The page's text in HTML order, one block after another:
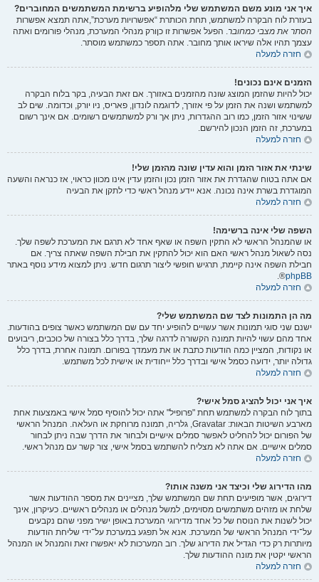
איך אני מונע משם המשתמש שלי מלהופיע ברשימת המשתמשים המחוברים?
בעזרת לוח הבקרה למשתמש, תחת הכותרת “אפשרויות מערכת”,אתה תמצא אפשרות
הסתר את מצבי כמחובר. הפעל אפשרות זו כןורק מנהלי המערכת, מנהלי פורומים ואתה
עצמך תהיו אלה שיראו אותך מחובר. אתה תספר כמשתמש מוסתר.
חזרה למעלה
הזמנים אינם נכונים!
יכול להיות שהזמן המוצג שונה מהזמנים באזורך. אם זאת הבעיה, בקר בלוח הבקרה
למשתמש ושנה את הזמן על פי אזורך, לדוגמה לונדון, פאריס, ניו יורק, וכדומה. שים לב
ששינוי אזור הזמן, כמו רוב ההגדרות, ניתן אך ורק למשתמשים רשומים. אם אינך רשום
במערכת, זה הזמן הנכון להירשם.
חזרה למעלה
שינתי את אזור הזמן והוא עדין שונה מהזמן שלי!
אם אתה בטוח שהגדרת את אזור הזמן נכון והזמן עדין אינו מכוון כראוי, אז כנראה והשעה
המוגדרת בשרת אינה נכונה. אנא יידע מנהל ראשי כדי לתקן את הבעיה
חזרה למעלה
השפה שלי אינה ברשימה!
או שהמנהל הראשי לא התקין השפה או שאף אחד לא תרגם את המערכת לשפה שלך.
נסה לשאול מנהל ראשי האם הוא יכול להתקין את חבילת השפה שאתה צריך. אם
חבילת השפה אינה קיימת, תרגיש חופשי ליצור תרגום חדש. ניתן למצוא מידע נוסף באתר
phpBB
®.
חזרה למעלה
מה הן התמונות לצד שם המשתמש שלי?
ישנם שני סוגי תמונות אשר עשויים להופיע יחד עם שם המשתמש כאשר צופים בהודעות.
אחד מהם עשוי להיות תמונה הקשורה לדרגה שלך, בדרך כלל בצורה של כוכבים, ריבועים
או נקודות, המציין כמה הודעות כתבת או את מעמדך בפורום. תמונה אחרת, בדרך כלל
גדולה יותר, ידועה כסמל אישי ובדרך כלל ייחודית או אישית לכל משתמש.
חזרה למעלה
איך אני יכול להציג סמל אישי?
בתוך לוח הבקרה למשתמש תחת "פרופיל" אתה יכול להוסיף סמל אישי באמצעות אחת
מארבע השיטות הבאות: Gravatar, גלריה, תמונה מרוחקת או העלאה. המנהל הראשי
של הפורום יכול להחליט לאפשר סמלים אישיים ולבחור את הדרך שבה ניתן לבחור
סמלים אישיים. אם אתה לא מצליח להשתמש בסמל אישי, צור קשר עם מנהל ראשי.
חזרה למעלה
מהו הדירוג שלי וכיצד אני משנה אותו?
דירוגים, אשר מופיעים תחת שם המשתמש שלך, מציינים את מספר ההודעות אשר
שלחת או מזהים משתמשים מסוימים, למשל מנהלים או מנהלים ראשיים. כעיקרון, אינך
יכול לשנות את הנוסח של כל אחד מדירוגי המערכת באופן ישיר מפני שהם נקבעים
על־ידי המנהל הראשי של המערכת. אנא אל תפגע במערכת על־ידי שליחת הודעות
מיותרות רק כדי הגדיל את הדירוג שלך. רוב המערכות לא יאפשרו זאת והמנהל או המנהל
הראשי יקטין את מונה ההודעות שלך.
חזרה למעלה